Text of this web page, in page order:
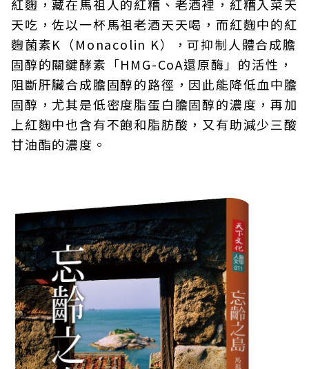
紅麴，藏在馬祖人的紅糟、老酒裡，紅糟入菜天
天吃，佐以一杯馬祖老酒天天喝，而紅麴中的紅
麴菌素K（Monacolin K），可抑制人體合成膽
固醇的關鍵酵素「HMG-CoA還原酶」的活性，
阻斷肝臟合成膽固醇的路徑，因此能降低血中膽
固醇，尤其是低密度脂蛋白膽固醇的濃度，再加
上紅麴中也含有不飽和脂肪酸，又有助減少三酸
甘油酯的濃度。